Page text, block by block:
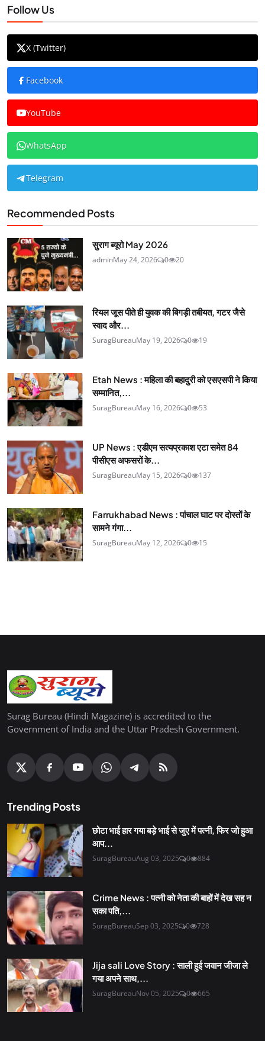
Follow Us
X (Twitter)
Facebook
YouTube
WhatsApp
Telegram
Recommended Posts
सुराग ब्यूरो May 2026
adminMay 24, 2026 0 20
रियल जूस पीते ही युवक की बिगड़ी तबीयत, गटर जैसे
स्वाद और...
SuragBureauMay 19, 2026 0 19
Etah News : महिला की बहादुरी को एसएसपी ने किया
सम्मानित,...
SuragBureauMay 16, 2026 0 53
UP News : एडीएम सत्यप्रकाश एटा समेत 84
पीसीएस अफसरों के...
SuragBureauMay 15, 2026 0 137
Farrukhabad News : पांचाल घाट पर दोस्तों के
सामने गंगा...
SuragBureauMay 12, 2026 0 15
Surag Bureau (Hindi Magazine) is accredited to the
Government of India and the Uttar Pradesh Government.
Trending Posts
छोटा भाई हार गया बड़े भाई से जुए में पत्नी, फिर जो हुआ
आप...
SuragBureauAug 03, 2025 0 884
Crime News : पत्नी को नेता की बाहों में देख सह न
सका पति,...
SuragBureauSep 03, 2025 0 728
Jija sali Love Story : साली हुई जवान जीजा ले
गया अपने साथ,...
SuragBureauNov 05, 2025 0 665